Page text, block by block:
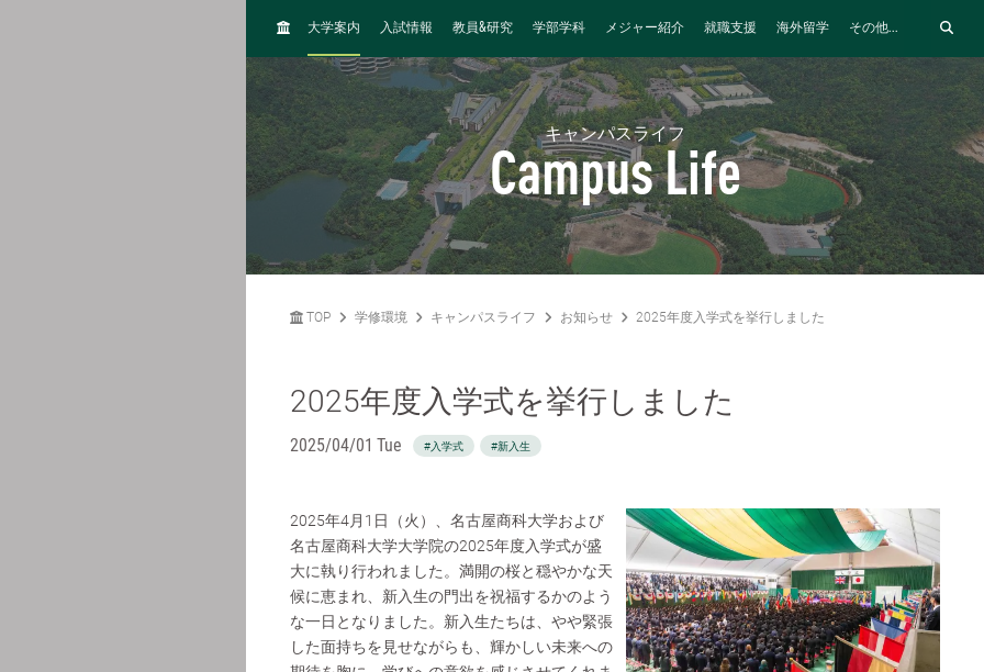
H
大学案内 入試情報 教員&研究 学部学科 メジャー紹介 就職支援 海外留学 その他...
キャンパスライフ
Campus Life
TOP 学修環境 キャンパスライフ お知らせ 2025年度入学式を挙行しました
2025年度入学式を挙行しました
2025/04/01 Tue #入学式 #新入生
2025年4月1日（火）、名古屋商科大学および
名古屋商科大学大学院の2025年度入学式が盛
大に執り行われました。満開の桜と穏やかな天
候に恵まれ、新入生の門出を祝福するかのよう
な一日となりました。新入生たちは、やや緊張
した面持ちを見せながらも、輝かしい未来への